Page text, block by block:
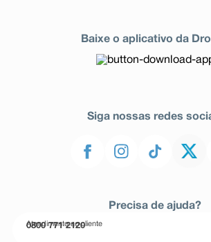
Baixe o aplicativo da
Siga nossas redes
Precisa de ajuda?
Atendimento ao cliente
0800 771 2120